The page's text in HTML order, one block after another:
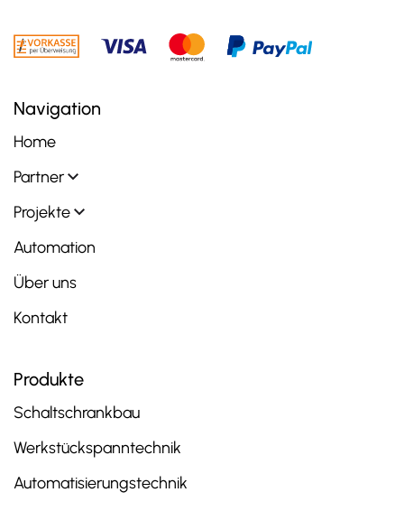
Navigation
Home
Partner
Projekte
Automation
Über uns
Kontakt
Produkte
Schaltschrankbau
Werkstückspanntechnik
Automatisierungstechnik